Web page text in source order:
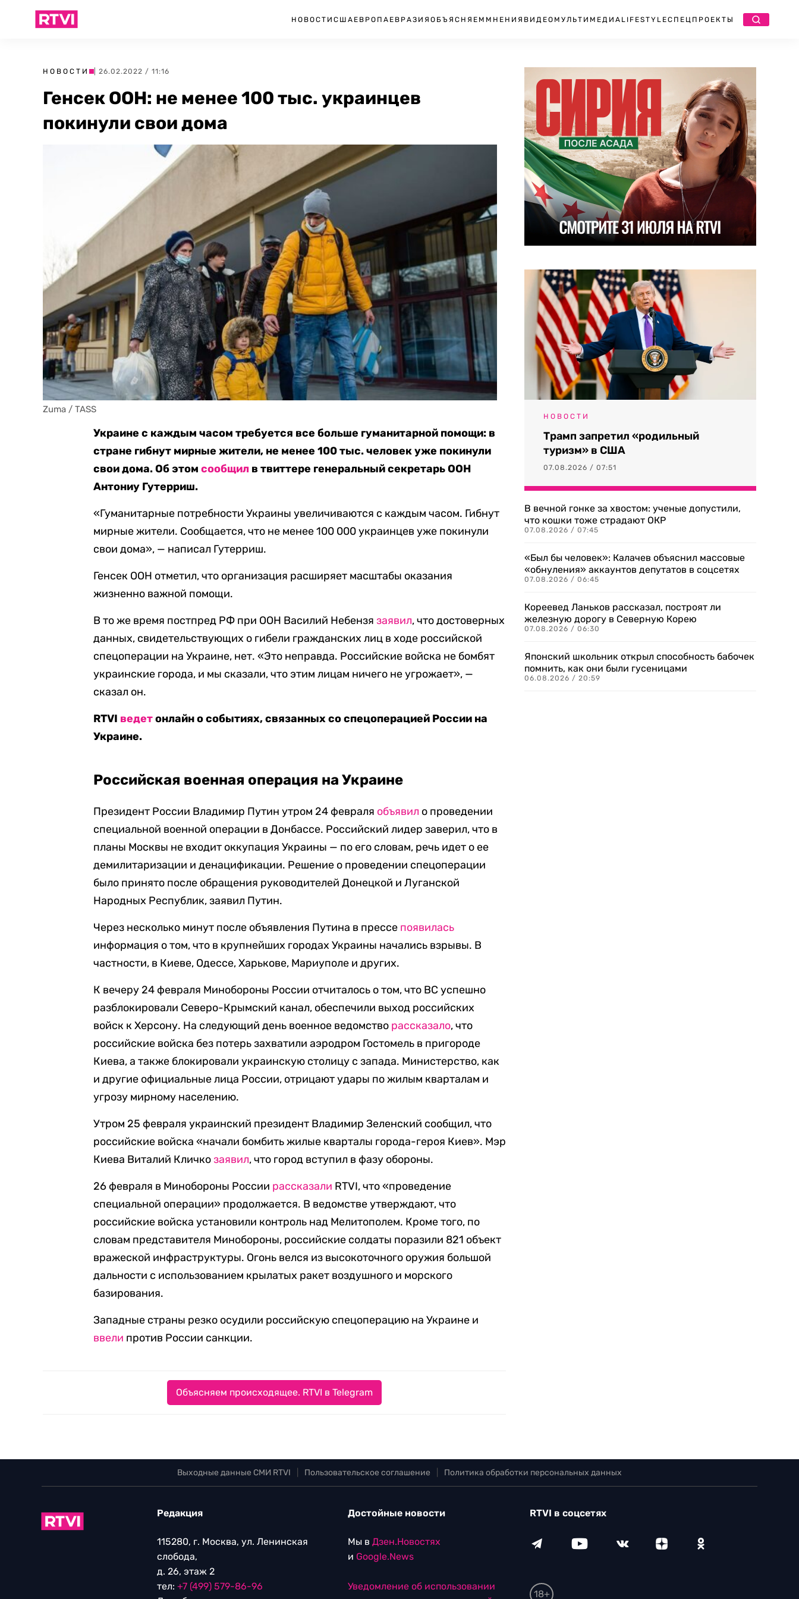
НОВОСТИ США ЕВРОПА ЕВРАЗИЯ ОБЪЯСНЯЕМ МНЕНИЯ ВИДЕО МУЛЬТИМЕДИА LIFESTYLEСПЕЦПРОЕКТЫ
НОВОСТИ | 26.02.2022 / 11:16
Генсек ООН: не менее 100 тыс. украинцев
покинули свои дома
Zuma / TASS
Украине с каждым часом требуется все больше гуманитарной помощи: в
стране гибнут мирные жители, не менее 100 тыс. человек уже покинули
свои дома. Об этомсообщил в твиттере генеральный секретарь ООН
Антониу Гутерриш.
«Гуманитарные потребности Украины увеличиваются с каждым часом. Гибнут
мирные жители. Сообщается, что не менее 100 000 украинцев уже покинули
свои дома», — написал Гутерриш.
Генсек ООН отметил, что организация расширяет масштабы оказания
жизненно важной помощи.
В то же время постпред РФ при ООН Василий Небензязаявил, что достоверных
данных, свидетельствующих о гибели гражданских лиц в ходе российской
спецоперации на Украине, нет. «Это неправда. Российские войска не бомбят
украинские города, и мы сказали, что этим лицам ничего не угрожает», —
сказал он.
RTVI ведетонлайн о событиях, связанных со спецоперацией России на
Украине.
Российская военная операция на Украине
Президент России Владимир Путин утром 24 февраля объявил о проведении
специальной военной операции в Донбассе. Российский лидер заверил, что в
планы Москвы не входит оккупация Украины — по его словам, речь идет о ее
демилитаризации и денацификации. Решение о проведении спецоперации
было принято после обращения руководителей Донецкой и Луганской
Народных Республик, заявил Путин.
Через несколько минут после объявления Путина в прессе появилась
информация о том, что в крупнейших городах Украины начались взрывы. В
частности, в Киеве, Одессе, Харькове, Мариуполе и других.
К вечеру 24 февраля Минобороны России отчиталось о том, что ВС успешно
разблокировали Северо-Крымский канал, обеспечили выход российских
войск к Херсону. На следующий день военное ведомство рассказало, что
российские войска без потерь захватили аэродром Гостомель в пригороде
Киева, а также блокировали украинскую столицу с запада. Министерство, как
и другие официальные лица России, отрицают удары по жилым кварталам и
угрозу мирному населению.
Утром 25 февраля украинский президент Владимир Зеленский сообщил, что
российские войска «начали бомбить жилые кварталы города-героя Киев». ​​Мэр
Киева Виталий Кличкозаявил, что город вступил в фазу обороны.
26 февраля в Минобороны России рассказали RTVI, что «проведение
специальной операции» продолжается. В ведомстве утверждают, что
российские войска установили контроль над Мелитополем. Кроме того, по
словам представителя Минобороны, российские солдаты поразили 821 объект
вражеской инфраструктуры. Огонь велся из высокоточного оружия большой
дальности с использованием крылатых ракет воздушного и морского
базирования.
Западные страны резко осудили российскую спецоперацию на Украине и
ввели против России санкции.
Объясняем происходящее. RTVI в Telegram
НОВОСТИ
Трамп запретил «родильный
туризм» в США
07.08.2026 / 07:51
В вечной гонке за хвостом: ученые допустили,
что кошки тоже страдают ОКР
07.08.2026 / 07:45
«Был бы человек»: Калачев объяснил массовые
«обнуления» аккаунтов депутатов в соцсетях
07.08.2026 / 06:45
Кореевед Ланьков рассказал, построят ли
железную дорогу в Северную Корею
07.08.2026 / 06:30
Японский школьник открыл способность бабочек
помнить, как они были гусеницами
06.08.2026 / 20:59
Выходные данные СМИ RTVI Пользовательское соглашение Политика обработки персональных данных
Редакция
115280, г. Москва, ул. Ленинская
слобода,
д. 26, этаж 2
тел: +7 (499) 579-86-96
Достойные новости
Мы в Дзен.Новостях
и Google.News
Уведомление об использовании
RTVI в соцсетях
18+